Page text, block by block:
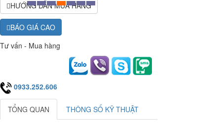
HƯỚNG DẪN MUA HÀNG
BÁO GIÁ CAO
Tư vấn - Mua hàng
0933.252.606
TỔNG QUAN THÔNG SỐ KỸ THUẬT